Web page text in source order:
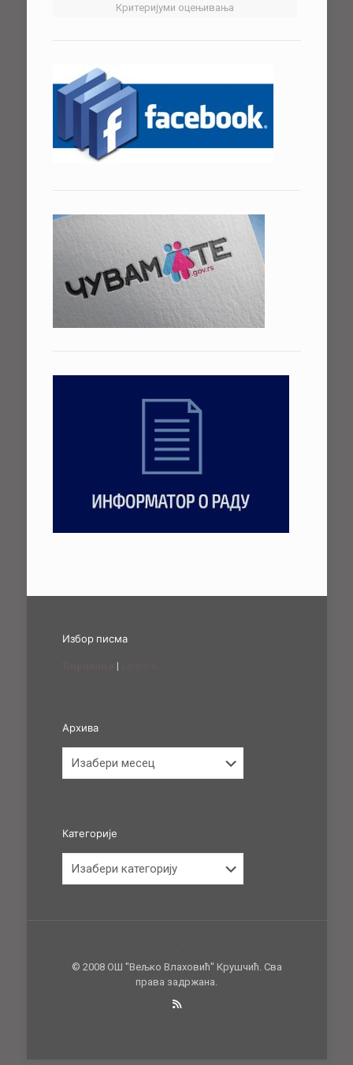
Критеријуми оцењивања
Избор писма
|
Архива
Категорије
© 2008 ОШ ''Вељко Влаховић'' Крушчић. Сва
права задржана.